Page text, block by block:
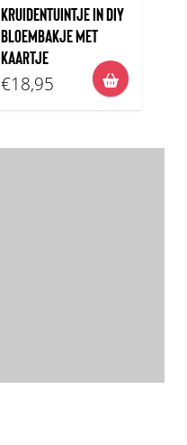
KRUIDENTUINTJE IN DIY
BLOEMBAKJE MET
KAARTJE
€18,95